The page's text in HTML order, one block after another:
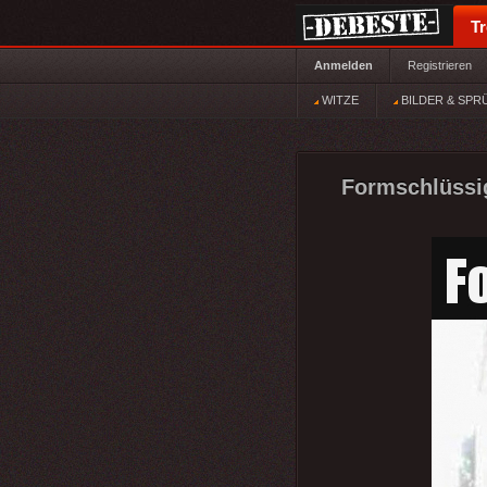
Anmelden Registrieren
WITZE BILDER &